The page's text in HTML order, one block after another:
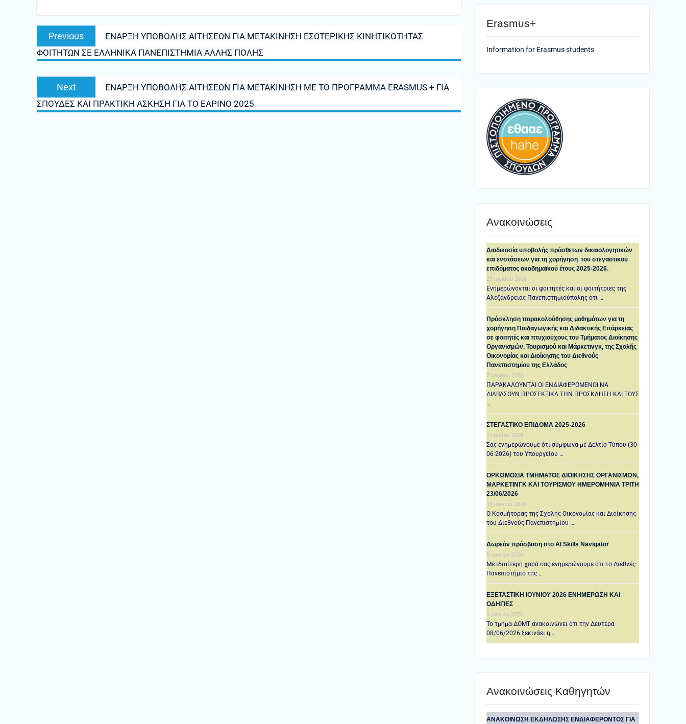
Πλοήγηση
άρθρων
Previous
post:
ΕΝΑΡΞΗ ΥΠΟΒΟΛΗΣ ΑΙΤΗΣΕΩΝ ΓΙΑ ΜΕΤΑΚΙΝΗΣΗ ΕΣΩΤΕΡΙΚΗΣ ΚΙΝΗΤΙΚΟΤΗΤΑΣ
ΦΟΙΤΗΤΩΝ ΣΕ ΕΛΛΗΝΙΚΑ ΠΑΝΕΠΙΣΤΗΜΙΑ ΑΛΛΗΣ ΠΟΛΗΣ
Next
post:
ΕΝΑΡΞΗ ΥΠΟΒΟΛΗΣ ΑΙΤΗΣΕΩΝ ΓΙΑ ΜΕΤΑΚΙΝΗΣΗ ΜΕ ΤΟ ΠΡΟΓΡΑΜΜΑ ERASMUS + ΓΙΑ
ΣΠΟΥΔΕΣ ΚΑΙ ΠΡΑΚΤΙΚΗ ΑΣΚΗΣΗ ΓΙΑ ΤΟ ΕΑΡΙΝΟ 2025
Erasmus+
Information for Erasmus students
Ανακοινώσεις
Διαδικασία υποβολής πρόσθετων δικαιολογητικών
και ενστάσεων για τη χορήγηση του στεγαστικού
επιδόματος ακαδημαϊκού έτους 2025-2026.
23 Ιουλίου 2026
Ενημερώνονται οι φοιτητές και οι φοιτήτριες της
Αλεξάνδρειας Πανεπιστημιούπολης ότι …
Πρόσκληση παρακολούθησης μαθημάτων για τη
χορήγηση Παιδαγωγικής και Διδακτικής Επάρκειας
σε φοιτητές και πτυχιούχους του Τμήματος Διοίκησης
Οργανισμών, Τουρισμού και Μάρκετινγκ, της Σχολής
Οικονομίας και Διοίκησης του Διεθνούς
Πανεπιστημίου της Ελλάδος
7 Ιουλίου 2026
ΠΑΡΑΚΑΛΟΥΝΤΑΙ ΟΙ ΕΝΔΙΑΦΕΡΟΜΕΝΟΙ ΝΑ
ΔΙΑΒΑΣΟΥΝ ΠΡΟΣΕΚΤΙΚΑ ΤΗΝ ΠΡΟΣΚΛΗΣΗ ΚΑΙ ΤΟΥΣ
…
ΣΤΕΓΑΣΤΙΚΟ ΕΠΙΔΟΜΑ 2025-2026
1 Ιουλίου 2026
Σας ενημερώνουμε ότι σύμφωνα με Δελτίο Τύπου (30-
06-2026) του Υπουργείου …
ΟΡΚΩΜΟΣΙΑ ΤΜΗΜΑΤΟΣ ΔΙΟΙΚΗΣΗΣ ΟΡΓΑΝΙΣΜΩΝ,
ΜΑΡΚΕΤΙΝΓΚ ΚΑΙ ΤΟΥΡΙΣΜΟΥ ΗΜΕΡΟΜΗΝΙΑ TΡΙΤΗ
23/06/2026
15 Ιουνίου 2026
Ο Κοσμήτορας της Σχολής Οικονομίας και Διοίκησης
του Διεθνούς Πανεπιστημίου …
Δωρεάν πρόσβαση στο AI Skills Navigator
8 Ιουνίου 2026
Με ιδιαίτερη χαρά σας ενημερώνουμε ότι το Διεθνές
Πανεπιστήμιο της …
ΕΞΕΤΑΣΤΙΚΗ IOYNIOY 2026 ΕΝΗΜΕΡΩΣΗ ΚΑΙ
ΟΔΗΓΙΕΣ
3 Ιουνίου 2026
Το τμήμα ΔΟΜΤ ανακοινώνει ότι την Δευτέρα
08/06/2026 ξεκινάει η …
Ανακοινώσεις Καθηγητών
ANAKOINΩΣΗ ΕΚΔΗΛΩΣΗΣ ΕΝΔΙΑΦΕΡΟΝΤΟΣ ΓΙΑ